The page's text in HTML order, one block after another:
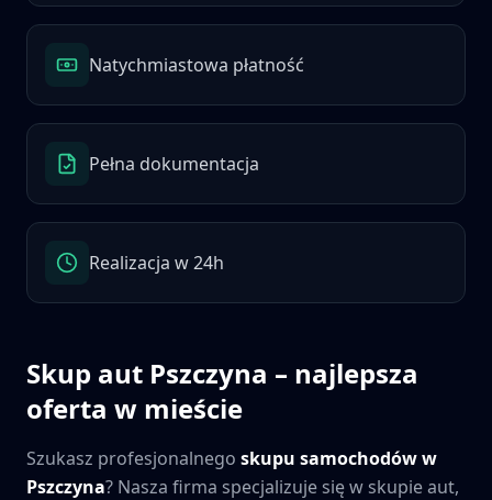
Natychmiastowa płatność
Pełna dokumentacja
Realizacja w 24h
Skup aut Pszczyna – najlepsza
oferta w mieście
Szukasz profesjonalnego skupu samochodów w
Pszczyna? Nasza firma specjalizuje się w skupie aut,